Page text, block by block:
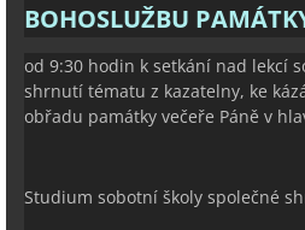
BOHOSLUŽBU
od 9:30 hodin k setkání nad lekcí
shrnutí tématu z kazatelny, ke
obřadu památky večeře Páně v
Studium sobotní školy společné